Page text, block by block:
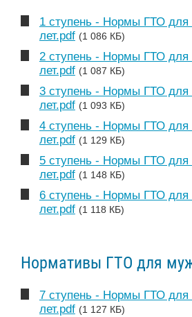
1 ступень - Нормы ГТО для
лет.pdf (1 086 КБ)
2 ступень - Нормы ГТО для
лет.pdf (1 087 КБ)
3 ступень - Нормы ГТО для
лет.pdf (1 093 КБ)
4 ступень - Нормы ГТО для
лет.pdf (1 129 КБ)
5 ступень - Нормы ГТО для
лет.pdf (1 148 КБ)
6 ступень - Нормы ГТО для
лет.pdf (1 118 КБ)
Нормативы ГТО для
7 ступень - Нормы ГТО для
лет.pdf (1 127 КБ)